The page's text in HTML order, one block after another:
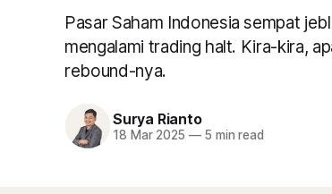
Pasar Saham Indonesia sempat
mengalami trading halt. Kira-kira,
rebound-nya.
Surya Rianto
18 Mar 2025 —5 min read